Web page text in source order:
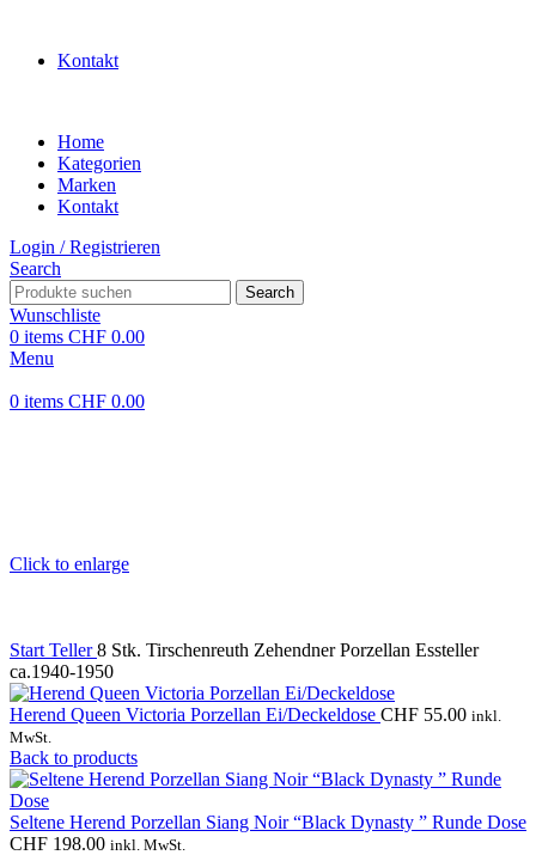
Kontakt
Home
Kategorien
Marken
Kontakt
Login / Registrieren
Search
Search
Wunschliste
0 items CHF 0.00
Menu
0 items CHF 0.00
Click to enlarge
Start Teller8 Stk. Tirschenreuth Zehendner Porzellan Essteller
ca.1940-1950
Herend Queen Victoria Porzellan Ei/Deckeldose CHF 55.00 inkl.
MwSt.
Back to products
Seltene Herend Porzellan Siang Noir “Black Dynasty ” Runde Dose
CHF 198.00 inkl. MwSt.